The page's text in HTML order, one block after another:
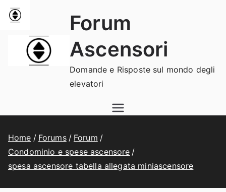
Vai
contenuto
Forum
Ascensori
Domande e Risposte sul mondo degli
elevatori
Home Forums
Forum
Condominio e spese ascensore
spesa ascensore tabella allegata miniascensore